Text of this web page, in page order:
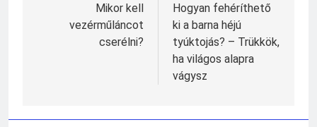
navigációMikor kell
vezérműláncot
cserélni?
Hogyan fehéríthető
ki a barna héjú
tyúktojás? – Trükkök,
ha világos alapra
vágysz